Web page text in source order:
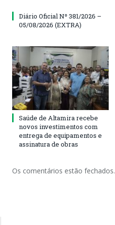
Diário Oficial Nº 381/2026 –
05/08/2026 (EXTRA)
Saúde de Altamira recebe
novos investimentos com
entrega de equipamentos e
assinatura de obras
Os comentários estão fechados.